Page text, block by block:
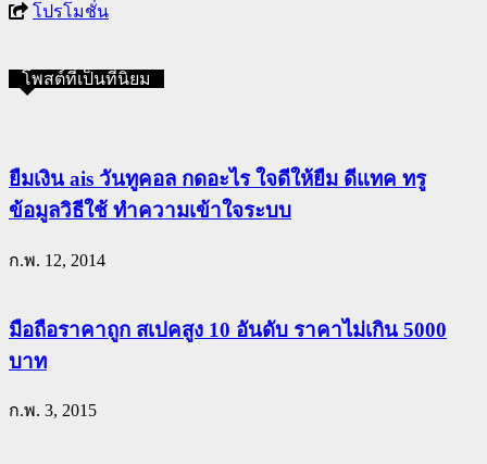
โปรโมชั่น
โพสต์ที่เป็นที่นิยม
ยืมเงิน ais วันทูคอล กดอะไร ใจดีให้ยืม ดีแทค ทรู
ข้อมูลวิธีใช้ ทำความเข้าใจระบบ
ก.พ. 12, 2014
มือถือราคาถูก สเปคสูง 10 อันดับ ราคาไม่เกิน 5000
บาท
ก.พ. 3, 2015